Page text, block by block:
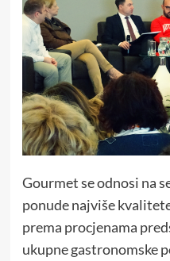
Gourmet se odnosi na
ponude najviše
prema procjenama
ukupne gastronomske